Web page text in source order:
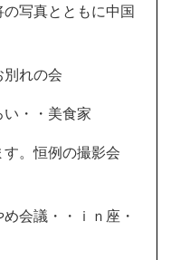
写真とともに中国
れの会
・・美食家
。恒例の撮影会
会議・・ｉｎ座・